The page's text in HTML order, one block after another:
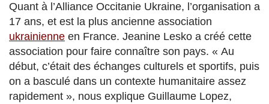
Quant à l’Alliance Occitanie Ukraine, l’organisation a
17 ans, et est la plus ancienne association
ukrainienne en France. Jeanine Lesko a créé cette
association pour faire connaître son pays. « Au
début, c’était des échanges culturels et sportifs, puis
on a basculé dans un contexte humanitaire assez
rapidement », nous explique Guillaume Lopez,